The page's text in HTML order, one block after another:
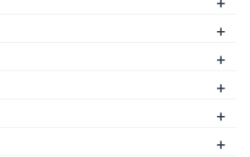
+
+
+
+
+